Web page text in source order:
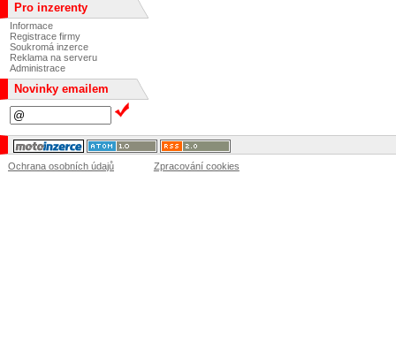
Pro inzerenty
Informace
Registrace firmy
Soukromá inzerce
Reklama na serveru
Administrace
Novinky emailem
Ochrana osobních údajů Zpracování cookies